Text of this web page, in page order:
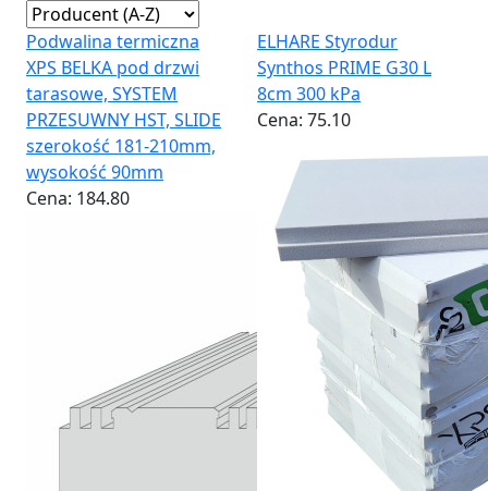
Podwalina termiczna
XPS BELKA pod drzwi
tarasowe, SYSTEM
PRZESUWNY HST, SLIDE
szerokość 181-210mm,
wysokość 90mm
Cena: 184.80
ELHARE Styrodur
Synthos PRIME G30 L
8cm 300 kPa
Cena: 75.10